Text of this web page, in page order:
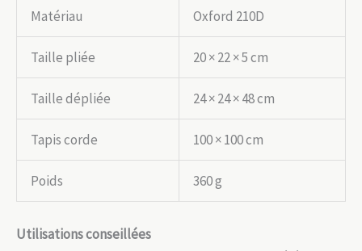
Matériau Oxford 210D
Taille pliée 20 × 22 × 5 cm
Taille dépliée 24 × 24 × 48 cm
Tapis corde 100 × 100 cm
Poids 360 g
Utilisations conseillées